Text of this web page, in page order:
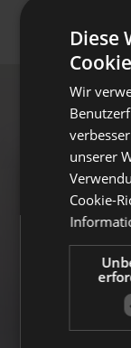
Ab dem 1.
der
Klicken
Diese
Wir
unserer
Cookie-